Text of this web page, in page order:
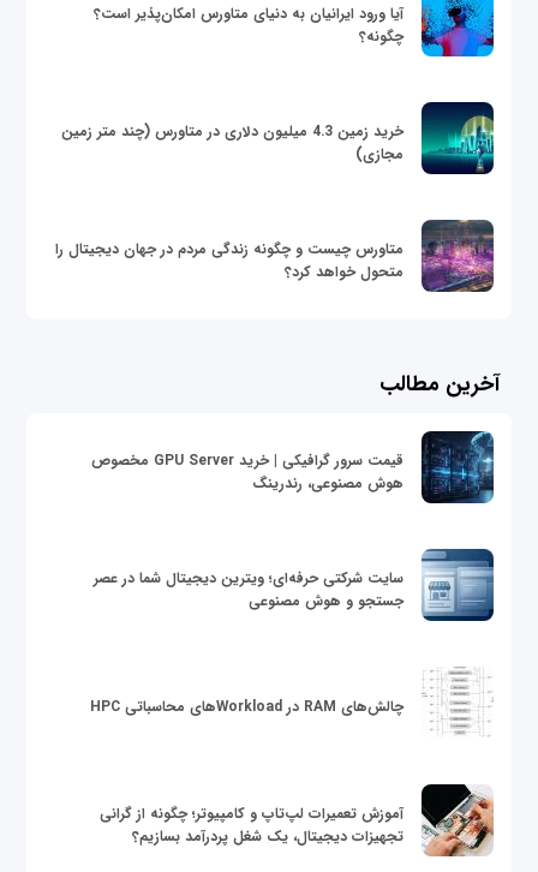
آیا ورود ایرانیان به دنیای متاورس امکان‌پذیر است؟
چگونه؟
خرید زمین 4.3 میلیون دلاری در متاورس (چند متر زمین
مجازی)
متاورس چیست و چگونه زندگی مردم در جهان دیجیتال را
متحول خواهد کرد؟
آخرین مطالب
قیمت سرور گرافیکی | خرید GPU Server مخصوص
هوش مصنوعی، رندرینگ
سایت شرکتی حرفه‌ای؛ ویترین دیجیتال شما در عصر
جستجو و هوش مصنوعی
چالش‌های RAM در Workloadهای محاسباتی HPC
آموزش تعمیرات لپ‌تاپ و کامپیوتر؛ چگونه از گرانی
تجهیزات دیجیتال، یک شغل پردرآمد بسازیم؟